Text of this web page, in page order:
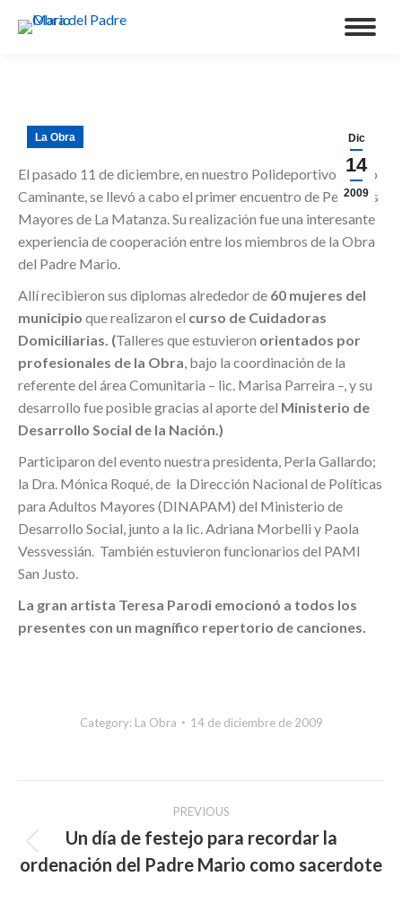
Dic
14
2009
La Obra
El pasado 11 de diciembre, en nuestro Polideportivo Cristo
Caminante, se llevó a cabo el primer encuentro de Personas
Mayores de La Matanza. Su realización fue una interesante
experiencia de cooperación entre los miembros de la Obra
del Padre Mario.
Allí recibieron sus diplomas alrededor de 60 mujeres del
municipio que realizaron el curso de Cuidadoras
Domiciliarias. (Talleres que estuvieron orientados por
profesionales de la Obra, bajo la coordinación de la
referente del área Comunitaria – lic. Marisa Parreira –, y su
desarrollo fue posible gracias al aporte del Ministerio de
Desarrollo Social de la Nación.)
Participaron del evento nuestra presidenta, Perla Gallardo;
la Dra. Mónica Roqué, de la Dirección Nacional de Políticas
para Adultos Mayores (DINAPAM) del Ministerio de
Desarrollo Social, junto a la lic. Adriana Morbelli y Paola
Vessvessián. También estuvieron funcionarios del PAMI
San Justo.
La gran artista Teresa Parodi emocionó a todos los
presentes con un magnífico repertorio de canciones.
Category: La Obra 14 de diciembre de 2009
navigation
PREVIOUS
Previous
post:
Un día de festejo para recordar la
ordenación del Padre Mario como sacerdote